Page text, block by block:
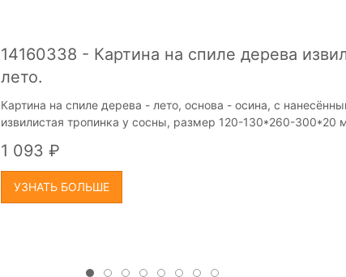
14160338 - Картина на спиле дерева
лето.
Картина на спиле дерева - лето, основа - осина, с
извилистая тропинка у сосны, размер 120-130*260-300*20
1 093
УЗНАТЬ БОЛЬШЕ